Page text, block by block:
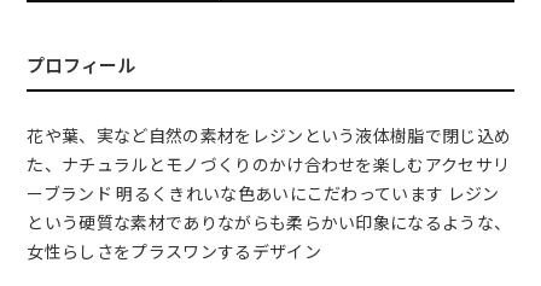
プロフィール
花や葉、実など自然の素材をレジンという液体樹脂で閉じ込め
た、ナチュラルとモノづくりのかけ合わせを楽しむアクセサリ
ーブランド 明るくきれいな色あいにこだわっています レジン
という硬質な素材でありながらも柔らかい印象になるような、
女性らしさをプラスワンするデザイン